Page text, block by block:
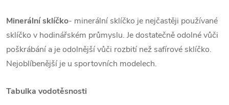
Minerální sklíčko- minerální sklíčko je nejčastěji používané
sklíčko v hodinářském průmyslu. Je dostatečně odolné vůči
poškrábání a je odolnější vůči rozbití než safírové sklíčko.
Nejoblíbenější je u sportovních modelech.
Tabulka vodotěsnosti